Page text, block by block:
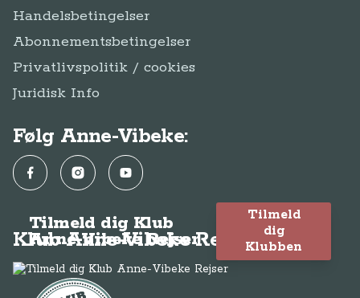
Handelsbetingelser
Abonnementsbetingelser
Privatlivspolitik / cookies
Juridisk Info
Følg Anne-Vibeke:
FacebookInstagramYouTube
Klub Anne-Vibeke Rejser
Tilmeld dig Klub
Anne-Vibeke Rejser
Tilmeld
dig
Klubben